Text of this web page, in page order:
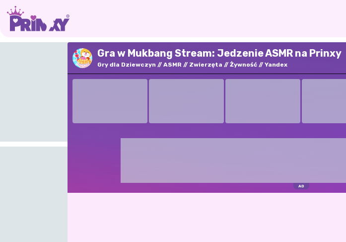
Gra w Mukbang Stream: Jedzenie ASMR na Prinxy
Gry dla Dziewczyn ASMR Zwierzęta Żywność Yandex